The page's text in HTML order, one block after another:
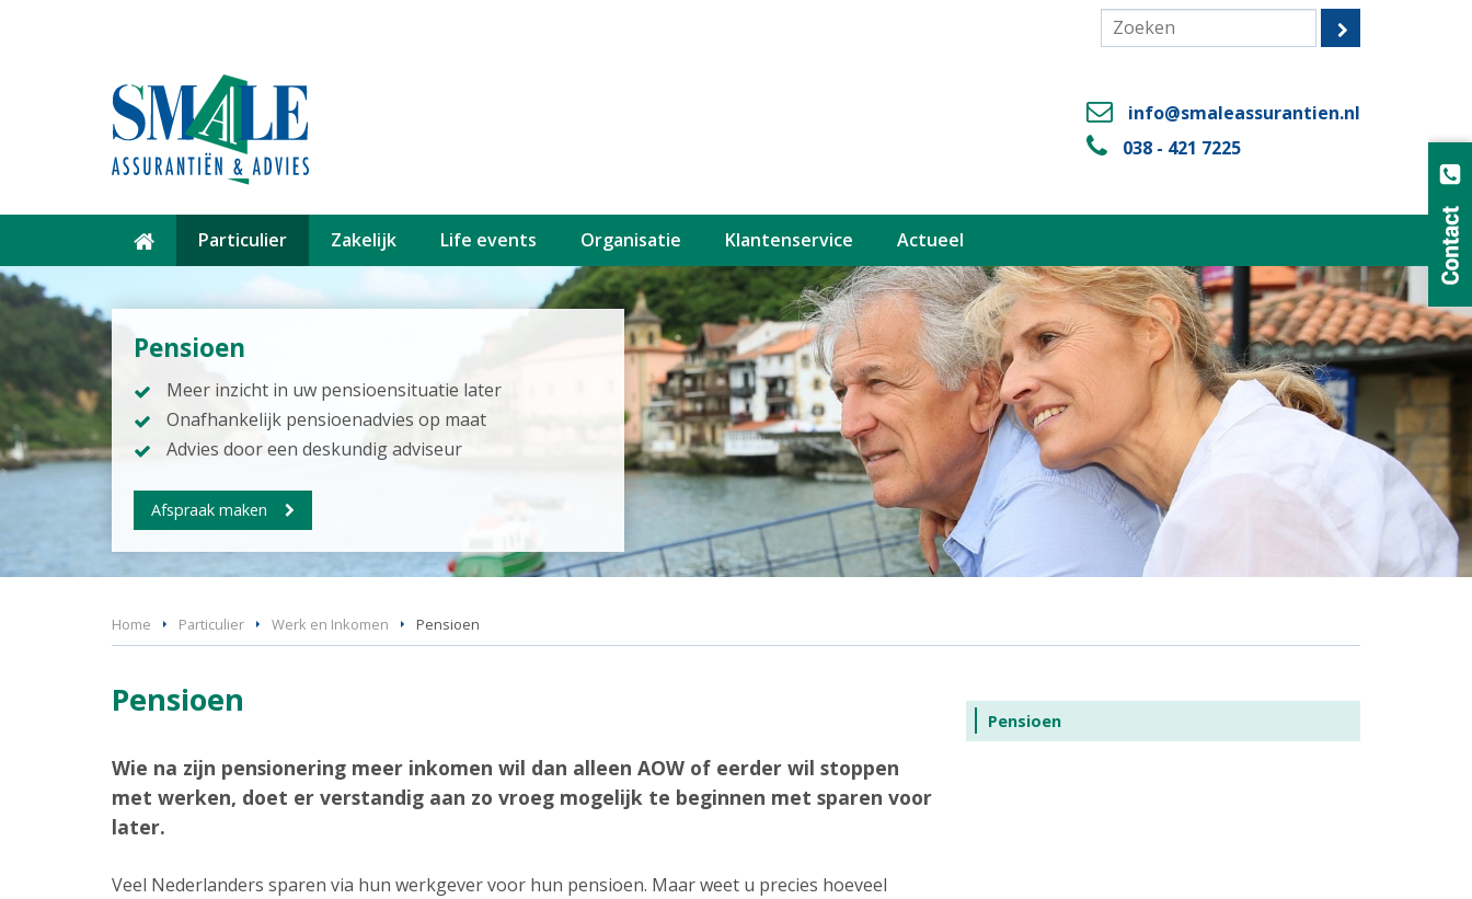
info@smaleassurantien.nl
038 - 421 7225
Particulier Zakelijk Life events Organisatie Klantenservice Actueel
Pensioen
Meer inzicht in uw pensioensituatie later
Onafhankelijk pensioenadvies op maat
Advies door een deskundig adviseur
Afspraak maken
Home Particulier Werk en Inkomen Pensioen
Pensioen
Wie na zijn pensionering meer inkomen wil dan alleen AOW of eerder wil stoppen
met werken, doet er verstandig aan zo vroeg mogelijk te beginnen met sparen voor
later.
Veel Nederlanders sparen via hun werkgever voor hun pensioen. Maar weet u precies hoeveel
Pensioen